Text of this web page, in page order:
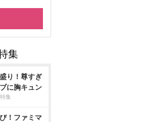
り！尊すぎ
に胸キュン
集
！ファミマ